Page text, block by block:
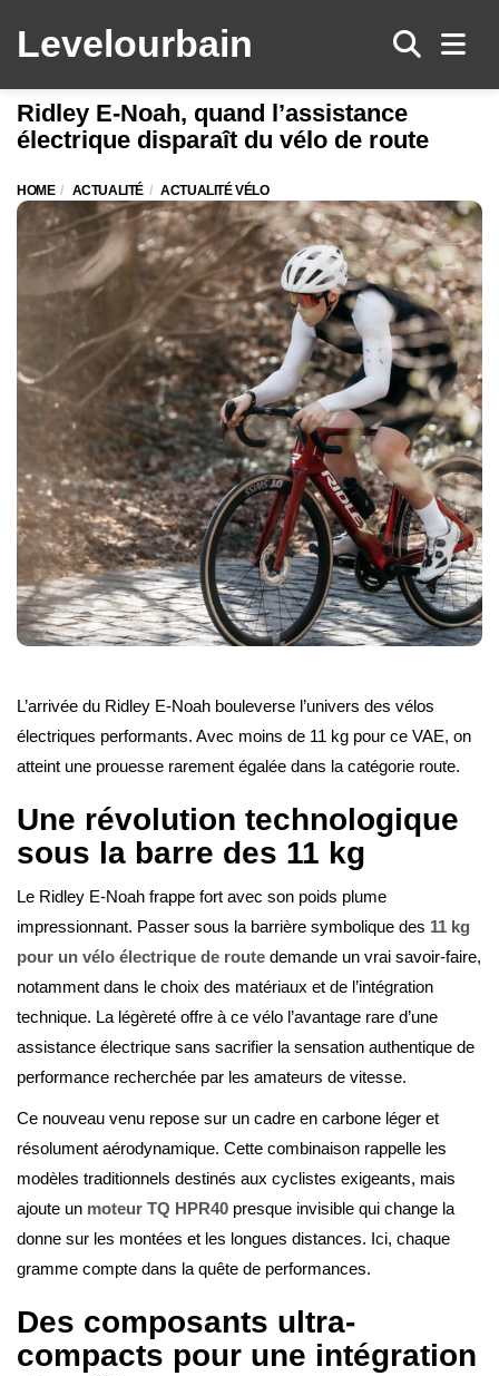
Levelourbain
Ridley E-Noah, quand l’assistance
électrique disparaît du vélo de route
HOME ACTUALITÉ ACTUALITÉ VÉLO
L’arrivée du Ridley E-Noah bouleverse l’univers des vélos
électriques performants. Avec moins de 11 kg pour ce VAE, on
atteint une prouesse rarement égalée dans la catégorie route.
Une révolution technologique
sous la barre des 11 kg
Le Ridley E-Noah frappe fort avec son poids plume
impressionnant. Passer sous la barrière symbolique des 11 kg
pour un vélo électrique de route demande un vrai savoir-faire,
notamment dans le choix des matériaux et de l’intégration
technique. La légèreté offre à ce vélo l’avantage rare d’une
assistance électrique sans sacrifier la sensation authentique de
performance recherchée par les amateurs de vitesse.
Ce nouveau venu repose sur un cadre en carbone léger et
résolument aérodynamique. Cette combinaison rappelle les
modèles traditionnels destinés aux cyclistes exigeants, mais
ajoute un moteur TQ HPR40 presque invisible qui change la
donne sur les montées et les longues distances. Ici, chaque
gramme compte dans la quête de performances.
Des composants ultra-
compacts pour une intégration